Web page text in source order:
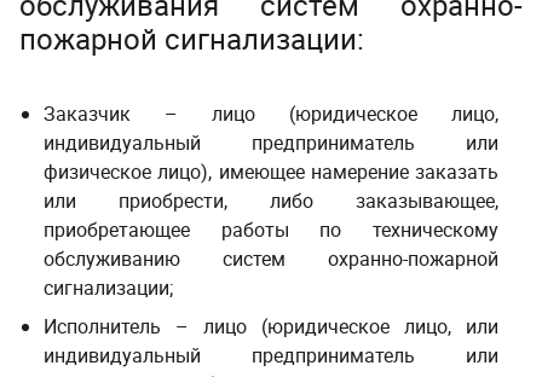
пожарной сигнализации:
Заказчик – лицо (юридическое лицо,
индивидуальный предприниматель или
физическое лицо), имеющее намерение заказать
или приобрести, либо заказывающее,
приобретающее работы по техническому
обслуживанию систем охранно-пожарной
сигнализации;
Исполнитель – лицо (юридическое лицо, или
индивидуальный предприниматель или